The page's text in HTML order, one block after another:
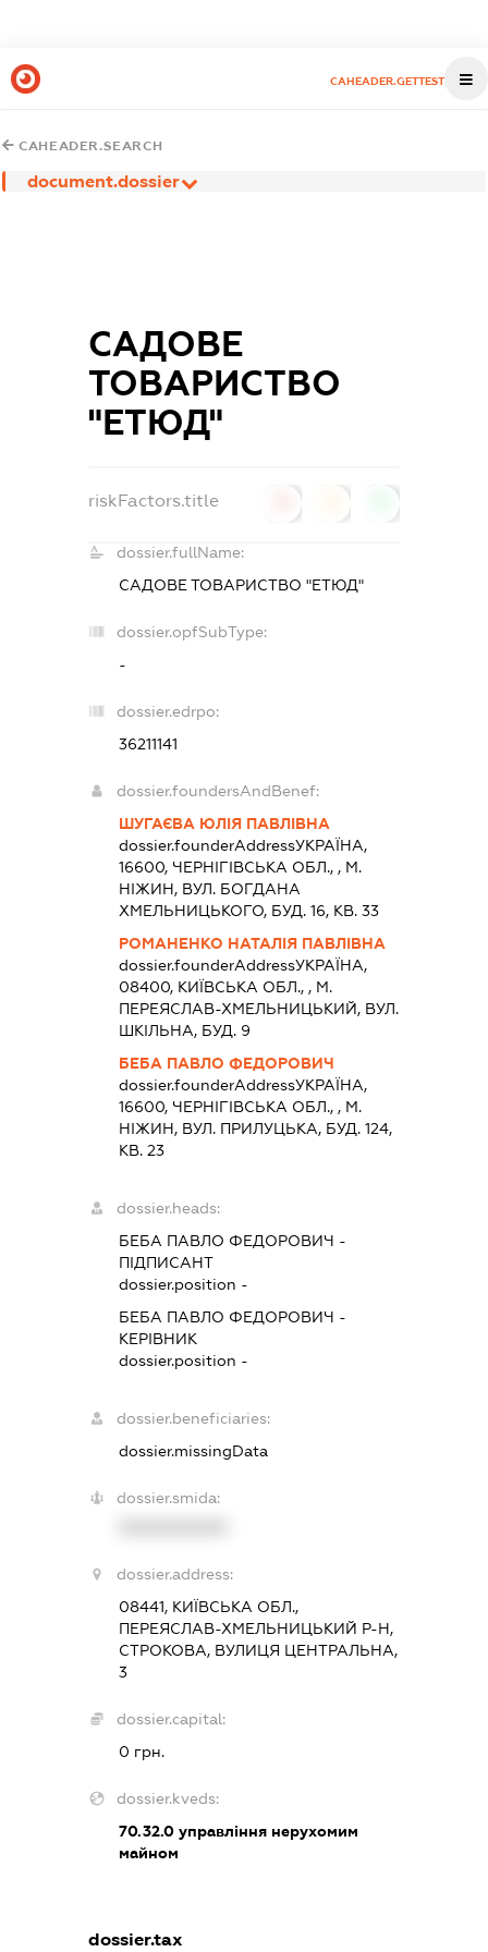
CAHEADER.GETTEST
CAHEADER.SEARCH
document.dossier
САДОВЕ
ТОВАРИСТВО
"ЕТЮД"
riskFactors.title
dossier.fullName:
САДОВЕ ТОВАРИСТВО "ЕТЮД"
dossier.opfSubType:
-
dossier.edrpo:
36211141
dossier.foundersAndBenef:
ШУГАЄВА ЮЛІЯ ПАВЛІВНА
dossier.founderAddressУКРАЇНА,
16600, ЧЕРНIГIВСЬКА ОБЛ., , М.
НІЖИН, ВУЛ. БОГДАНА
ХМЕЛЬНИЦЬКОГО, БУД. 16, КВ. 33
РОМАНЕНКО НАТАЛІЯ ПАВЛІВНА
dossier.founderAddressУКРАЇНА,
08400, КИЇВСЬКА ОБЛ., , М.
ПЕРЕЯСЛАВ-ХМЕЛЬНИЦЬКИЙ, ВУЛ.
ШКІЛЬНА, БУД. 9
БЕБА ПАВЛО ФЕДОРОВИЧ
dossier.founderAddressУКРАЇНА,
16600, ЧЕРНIГIВСЬКА ОБЛ., , М.
НІЖИН, ВУЛ. ПРИЛУЦЬКА, БУД. 124,
КВ. 23
dossier.heads:
БЕБА ПАВЛО ФЕДОРОВИЧ -
ПІДПИСАНТ
dossier.position -
БЕБА ПАВЛО ФЕДОРОВИЧ -
КЕРІВНИК
dossier.position -
dossier.beneficiaries:
dossier.missingData
dossier.smida:
dossier.address:
08441, КИЇВСЬКА ОБЛ.,
ПЕРЕЯСЛАВ-ХМЕЛЬНИЦЬКИЙ Р-Н,
СТРОКОВА, ВУЛИЦЯ ЦЕНТРАЛЬНА,
3
dossier.capital:
0 грн.
dossier.kveds:
70.32.0управління нерухомим
майном
dossier.tax